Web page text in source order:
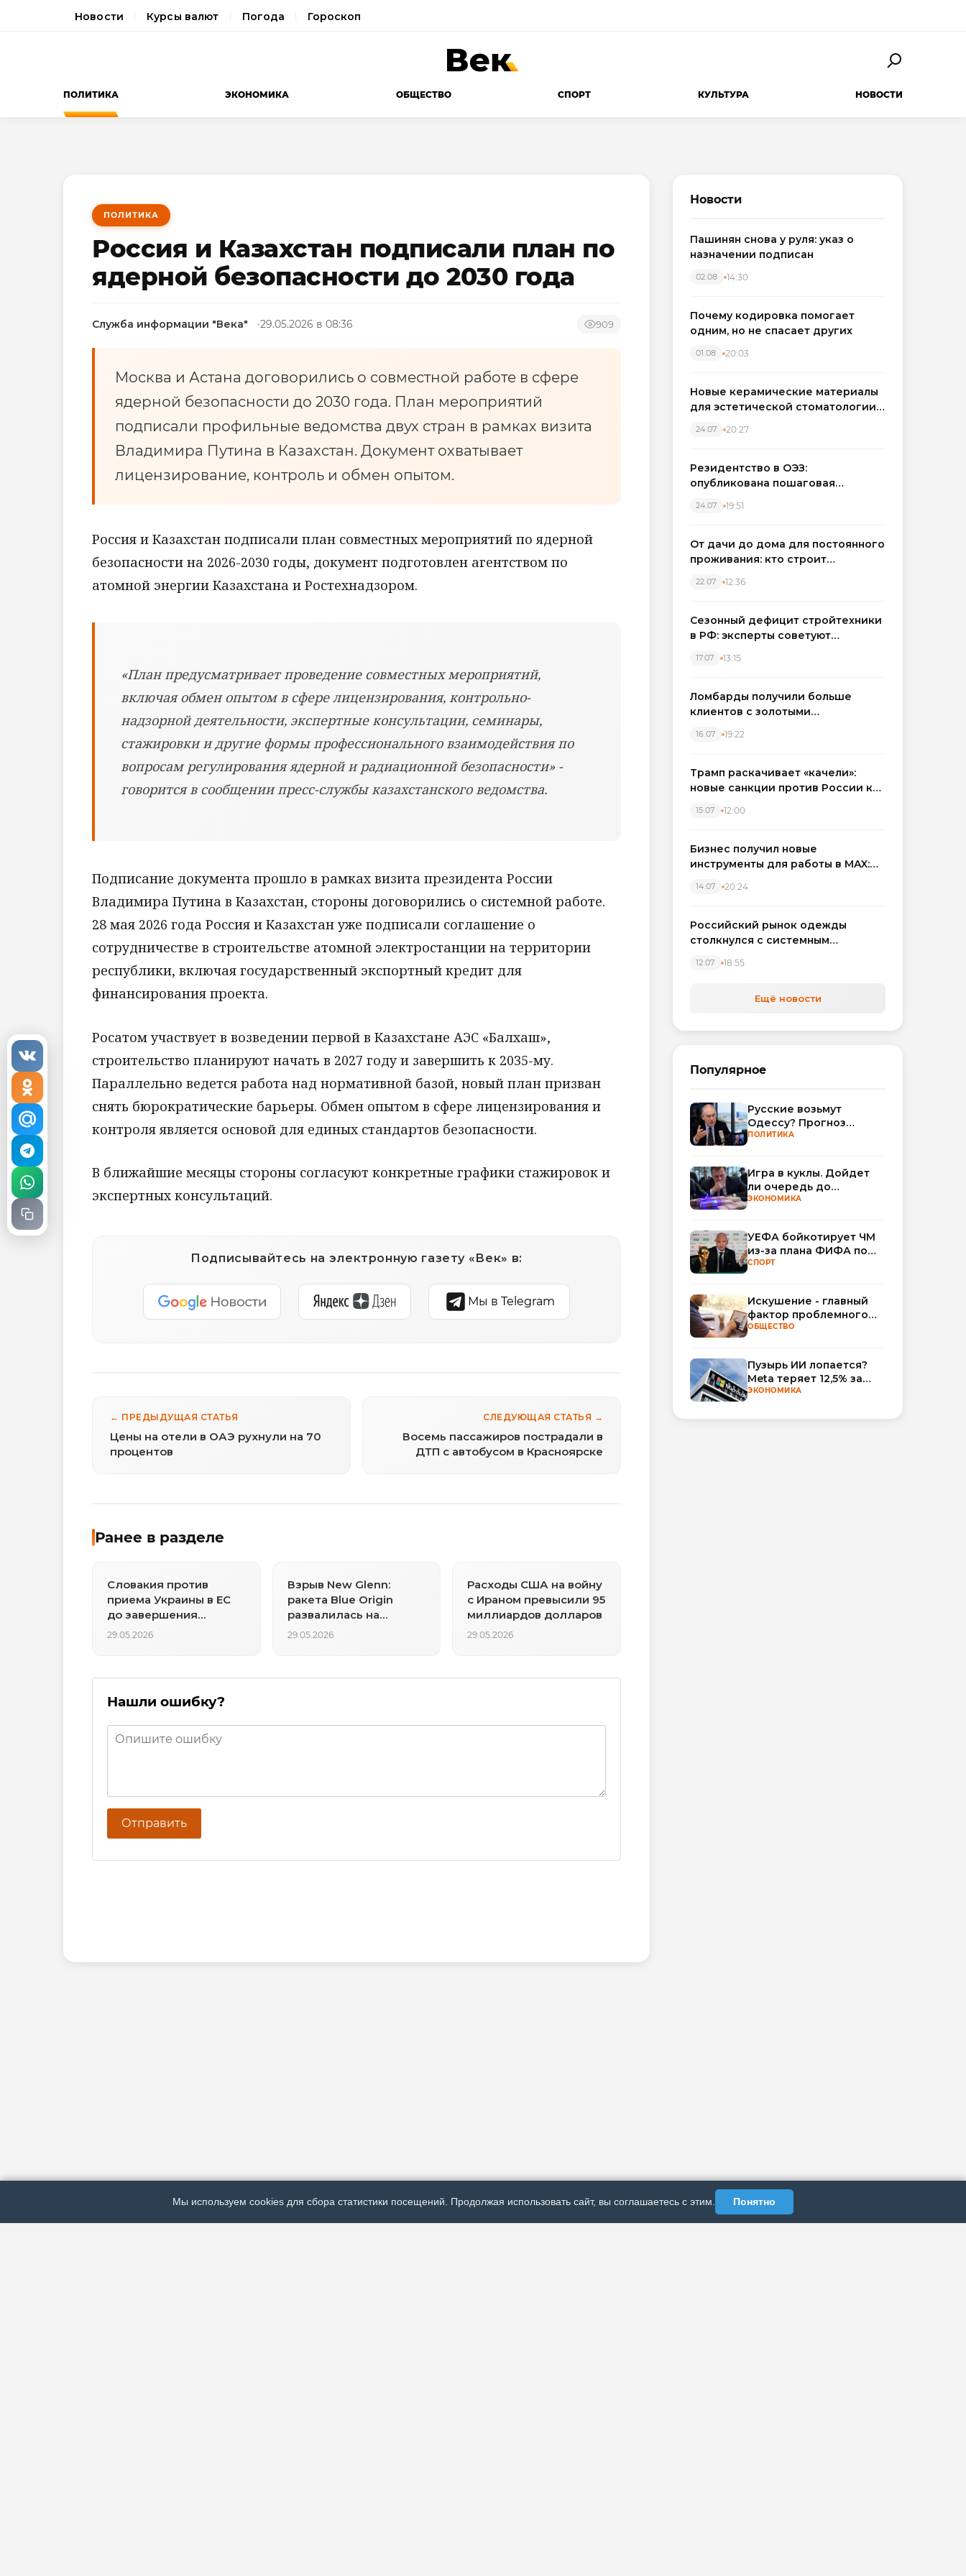
Новости Курсы валют Погода Гороскоп
ПОЛИТИКА ЭКОНОМИКА ОБЩЕСТВО СПОРТ КУЛЬТУРА НОВОСТИ
ПОЛИТИКА
Россия и Казахстан подписали план по
ядерной безопасности до 2030 года
Служба информации "Века" 29.05.2026 в 08:36 909
Москва и Астана договорились о совместной работе в сфере
ядерной безопасности до 2030 года. План мероприятий
подписали профильные ведомства двух стран в рамках визита
Владимира Путина в Казахстан. Документ охватывает
лицензирование, контроль и обмен опытом.
Россия и Казахстан подписали план совместных мероприятий по ядерной
безопасности на 2026-2030 годы, документ подготовлен агентством по
атомной энергии Казахстана и Ростехнадзором.
«План предусматривает проведение совместных мероприятий,
включая обмен опытом в сфере лицензирования, контрольно-
надзорной деятельности, экспертные консультации, семинары,
стажировки и другие формы профессионального взаимодействия по
вопросам регулирования ядерной и радиационной безопасности» -
говорится в сообщении пресс-службы казахстанского ведомства.
Подписание документа прошло в рамках визита президента России
Владимира Путина в Казахстан, стороны договорились о системной работе.
28 мая 2026 года Россия и Казахстан уже подписали соглашение о
сотрудничестве в строительстве атомной электростанции на территории
республики, включая государственный экспортный кредит для
финансирования проекта.
Росатом участвует в возведении первой в Казахстане АЭС «Балхаш»,
строительство планируют начать в 2027 году и завершить к 2035-му.
Параллельно ведется работа над нормативной базой, новый план призван
снять бюрократические барьеры. Обмен опытом в сфере лицензирования и
контроля является основой для единых стандартов безопасности.
В ближайшие месяцы стороны согласуют конкретные графики стажировок и
экспертных консультаций.
Подписывайтесь на электронную газету «Век» в:
Мы в Telegram
← ПРЕДЫДУЩАЯ СТАТЬЯ
Цены на отели в ОАЭ рухнули на 70
процентов
СЛЕДУЮЩАЯ СТАТЬЯ →
Восемь пассажиров пострадали в
ДТП с автобусом в Красноярске
Ранее в разделе
Словакия против
приема Украины в ЕС
до завершения
конфликта
29.05.2026
Взрыв New Glenn:
ракета Blue Origin
развалилась на
испытаниях
29.05.2026
Расходы США на войну
с Ираном превысили 95
миллиардов долларов
29.05.2026
Нашли ошибку?
Отправить
Новости
Пашинян снова у руля: указ о
назначении подписан
02.08 14:30
Почему кодировка помогает
одним, но не спасает других
01.08 20:03
Новые керамические материалы
для эстетической стоматологии
24.07 20:27
Резидентство в ОЭЗ:
опубликована пошаговая
налоговых льгот для инвесторов
24.07 19:51
От дачи до дома для постоянного
проживания: кто строит
Западном регионе
22.07 12:36
Сезонный дефицит стройтехники
в РФ: эксперты советуют
17.07 13:15
Ломбарды получили больше
клиентов с золотыми
вырос на фоне подорожания
16.07 19:22
Трамп раскачивает «качели»:
новые санкции против России как
15.07 12:00
Бизнес получил новые
инструменты для работы в MAX:
автоматизируют обработку
14.07 20:24
Российский рынок одежды
столкнулся с системным
12.07 18:55
Ещё новости
Популярное
Русские возьмут
Одессу? Прогноз
Миршаймера
ПОЛИТИКА
Игра в куклы. Дойдет
ли очередь до
Миллера?
ЭКОНОМИКА
УЕФА бойкотирует ЧМ
из-за плана ФИФА по
привлечению частных
СПОРТ
Искушение - главный
фактор проблемного
использования
ОБЩЕСТВО
Пузырь ИИ лопается?
Meta теряет 12,5% за
неделю, а Microsoft и
ЭКОНОМИКА
Мы используем cookies для сбора статистики посещений. Продолжая использовать сайт, вы соглашаетесь с этим. Понятно